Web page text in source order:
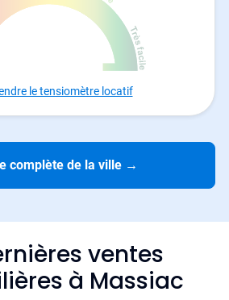
le tensiomètre locatif
complète de la ville →
ventes
à Massiac